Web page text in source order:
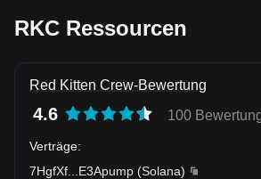
RKC Ressourcen
Red Kitten Crew-Bewertung
4.6 100
Verträge:
7HgfXf
E3Apump (Solana)